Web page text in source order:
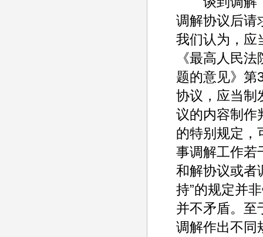
调解协议后请
我们认为，应
《最高人民
题的意见》第
协议，应当制
议的内容制作
的特别规定，
事调解工作若
和解协议或者
持”的规定并
并不矛盾。至
调解作出不同